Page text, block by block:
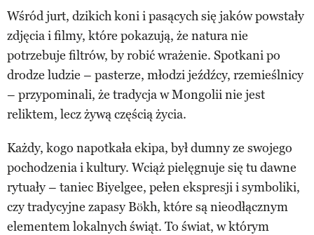
Wśród jurt, dzikich koni i pasących się jaków powstały
zdjęcia i filmy, które pokazują, że natura nie
potrzebuje filtrów, by robić wrażenie. Spotkani po
drodze ludzie – pasterze, młodzi jeźdźcy, rzemieślnicy
– przypominali, że tradycja w Mongolii nie jest
reliktem, lecz żywą częścią życia.
Każdy, kogo napotkała ekipa, był dumny ze swojego
pochodzenia i kultury. Wciąż pielęgnuje się tu dawne
rytuały – taniec Biyelgee, pełen ekspresji i symboliki,
czy tradycyjne zapasy Bökh, które są nieodłącznym
elementem lokalnych świąt. To świat, w którym